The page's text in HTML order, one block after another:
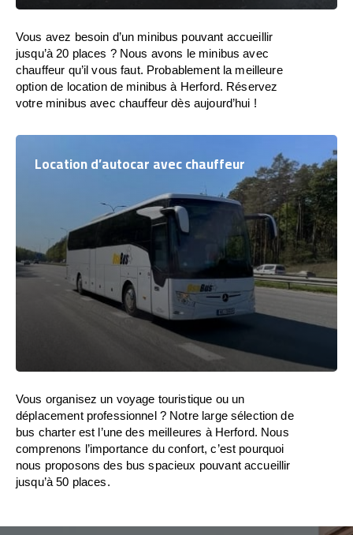
Vous avez besoin d’un minibus pouvant accueillir
jusqu’à 20 places ? Nous avons le minibus avec
chauffeur qu’il vous faut. Probablement la meilleure
option de location de minibus à Herford. Réservez
votre minibus avec chauffeur dès aujourd’hui !
Location d’autocar avec chauffeur
Vous organisez un voyage touristique ou un
déplacement professionnel ? Notre large sélection de
bus charter est l’une des meilleures à Herford. Nous
comprenons l’importance du confort, c’est pourquoi
nous proposons des bus spacieux pouvant accueillir
jusqu’à 50 places.